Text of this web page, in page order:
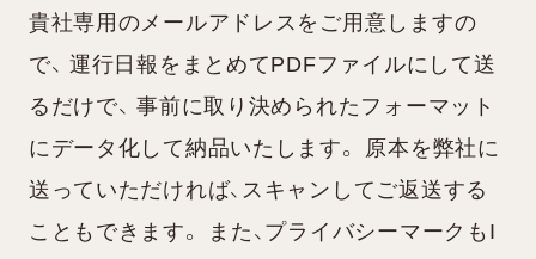
貴社専用のメールアドレスをご用意しますの
で、 運行日報をまとめてPDFファイルにして送
るだけで、 事前に取り決められたフォーマット
にデータ化して納品いたします。 原本を弊社に
送っていただければ、スキャンしてご返送する
こともできます。 また、プライバシーマークもI